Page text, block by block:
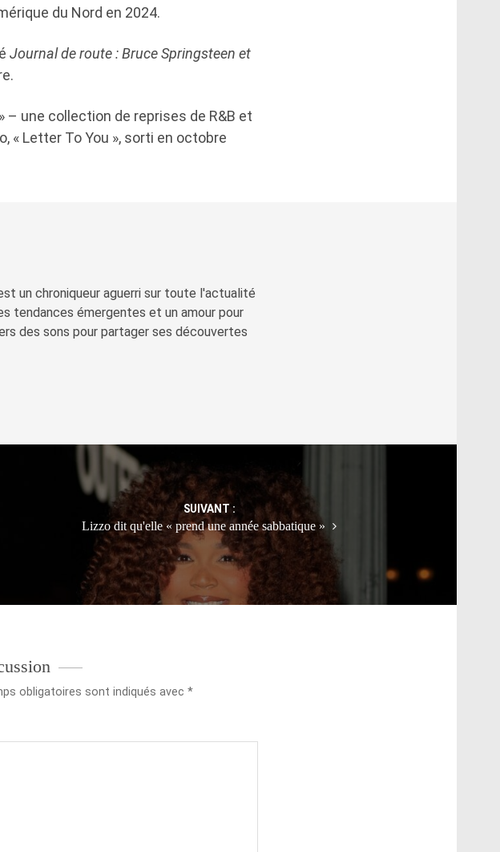
du Nord en 2024.
Journal de route : Bruce Springsteen et
– une collection de reprises de R&B et
« Letter To You », sorti en octobre
un chroniqueur aguerri sur toute l'actualité
tendances émergentes et un amour pour
des sons pour partager ses découvertes
SUIVANT :
Lizzo dit qu'elle « prend une année sabbatique »
obligatoires sont indiqués avec *